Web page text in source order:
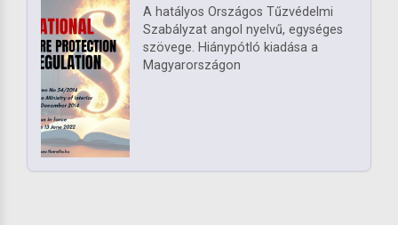
A hatályos Országos Tűzvédelmi
Szabályzat angol nyelvű, egységes
szövege. Hiánypótló kiadása a
Magyarországon